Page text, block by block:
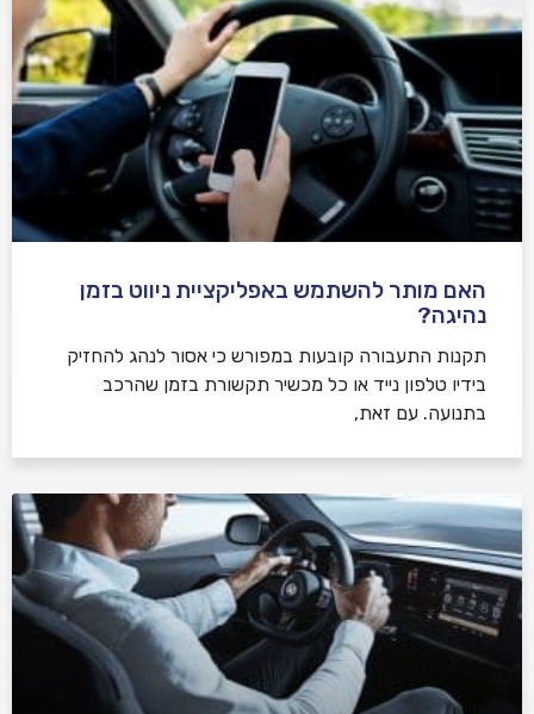
האם מותר להשתמש באפליקציית ניווט בזמן
נהיגה?
תקנות התעבורה קובעות במפורש כי אסור לנהג להחזיק
בידיו טלפון נייד או כל מכשיר תקשורת בזמן שהרכב
בתנועה. עם זאת,